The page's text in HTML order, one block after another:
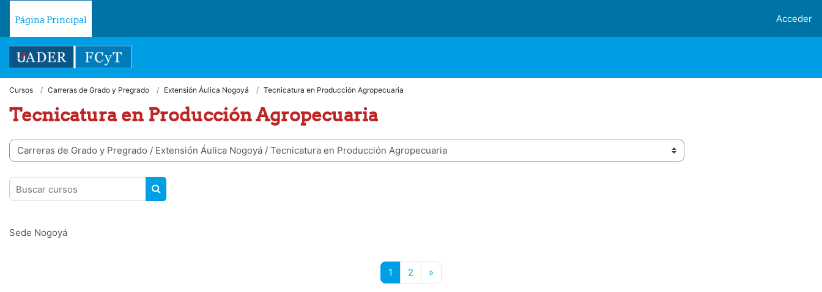
Página Principal
Acceder
Cursos Carreras de Grado y Pregrado Extensión Áulica Nogoyá Tecnicatura en Producción Agropecuaria
Tecnicatura en Producción Agropecuaria
Buscar cursos
BUSCAR CURSOS
Sede Nogoyá
1 Página 1
2 Página 2
»